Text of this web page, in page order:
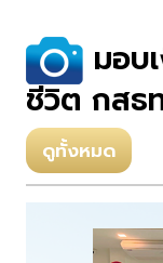
มอบเ
ชีวิต กสธ
ดูทั้งหมด